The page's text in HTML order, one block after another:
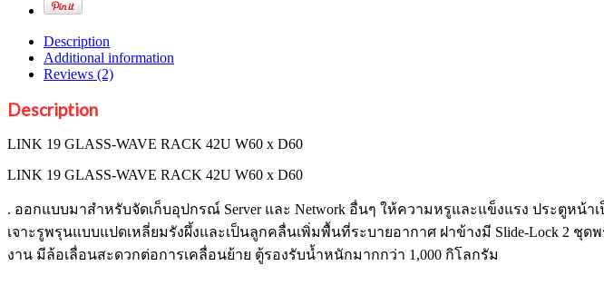
D60
Description
Additional information
Reviews (2)
Description
LINK 19 GLASS-WAVE RACK 42U W60 x D60
LINK 19 GLASS-WAVE RACK 42U W60 x D60
. ออกแบบมาสำหรับจัดเก็บอุปกรณ์ Server และ Network อื่นๆ ให้ความหรูและแข็งแรง ประตูหน้
เจาะรูพรุนแบบแปดเหลี่ยมรังผึ้งและเป็นลูกคลื่นเพิ่มพื้นที่ระบายอากาศ ฝาข้างมี Slide-Lock 2
งาน มีล้อเลื่อนสะดวกต่อการเคลื่อนย้าย ตู้รองรับน้ำหนักมากกว่า 1,000 กิโลกรัม